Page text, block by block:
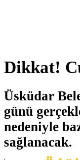
Dikkat!
Üsküdar
günü
nedeniyle
sağlanacak.